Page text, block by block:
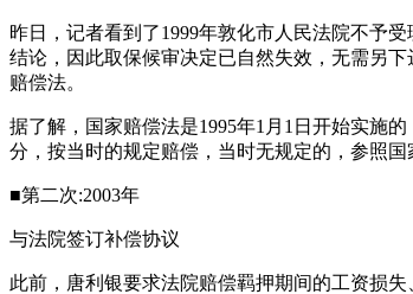
昨日，记者看到了1999年敦化市人民法院不予
结论，因此取保候审决定已自然失效，无需另
赔偿法。
据了解，国家赔偿法是1995年1月1日开始实施
分，按当时的规定赔偿，当时无规定的，参照国
■第二次:2003年
与法院签订补偿协议
此前，唐利银要求法院赔偿羁押期间的工资损